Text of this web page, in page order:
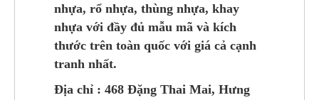
nhựa, rổ nhựa, thùng nhựa, khay
nhựa với đầy đủ mẫu mã và kích
thước trên toàn quốc với giá cả cạnh
tranh nhất.
Địa chỉ : 468 Đặng Thai Mai, Hưng